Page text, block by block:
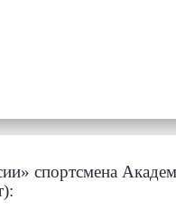
спортсмена